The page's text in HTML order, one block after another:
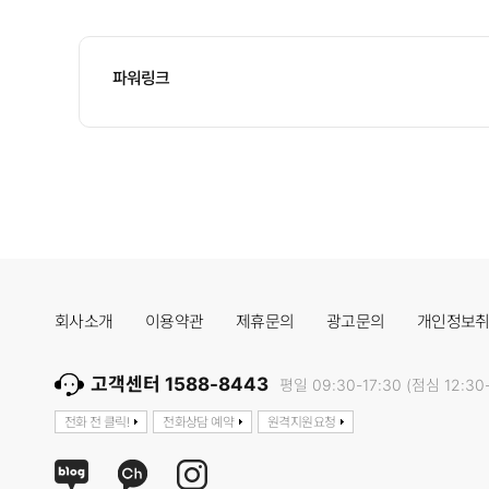
파워링크
회사소개 이용약관 제휴문의 광고문의 개인정보
고객센터 1588-8443 평일 09:30-17:30 (점심
전화 전 클릭! 전화상담 예약 원격지원요청